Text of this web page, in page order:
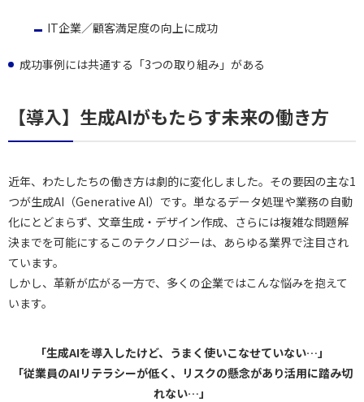
IT企業／顧客満足度の向上に成功
成功事例には共通する「3つの取り組み」がある
【導入】生成AIがもたらす未来の働き方
近年、わたしたちの働き方は劇的に変化しました。その要因の主な1
つが生成AI（Generative AI）です。単なるデータ処理や業務の自動
化にとどまらず、文章生成・デザイン作成、さらには複雑な問題解
決までを可能にするこのテクノロジーは、あらゆる業界で注目され
ています。
しかし、革新が広がる一方で、多くの企業ではこんな悩みを抱えて
います。
「生成AIを導入したけど、うまく使いこなせていない…」
「従業員のAIリテラシーが低く、リスクの懸念があり活用に踏み切
れない…」